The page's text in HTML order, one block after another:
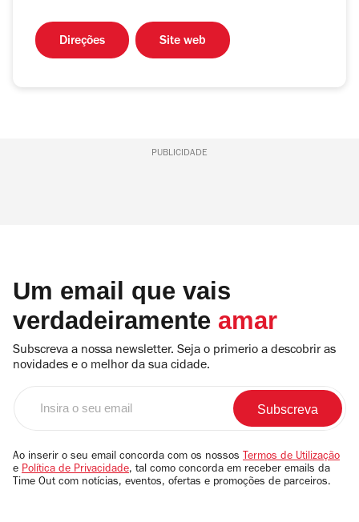
Direções Site web
PUBLICIDADE
Um email que vais
verdadeiramente amar
Subscreva a nossa newsletter. Seja o primerio a descobrir as
novidades e o melhor da sua cidade.
email
Ao inserir o seu email concorda com os nossos Termos de Utilização
e Política de Privacidade, tal como concorda em receber emails da
Time Out com notícias, eventos, ofertas e promoções de parceiros.